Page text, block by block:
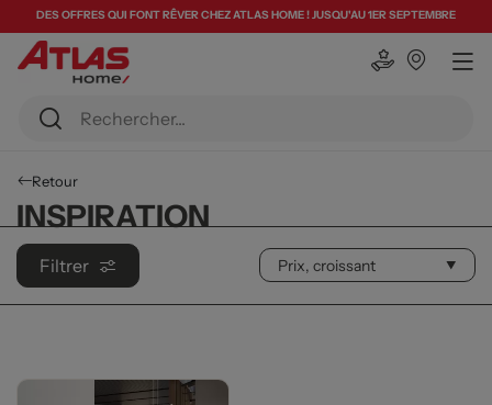
DES OFFRES QUI FONT RÊVER CHEZ ATLAS HOME ! JUSQU'AU 1ER SEPTEMBRE
Retour
INSPIRATION
Filtrer